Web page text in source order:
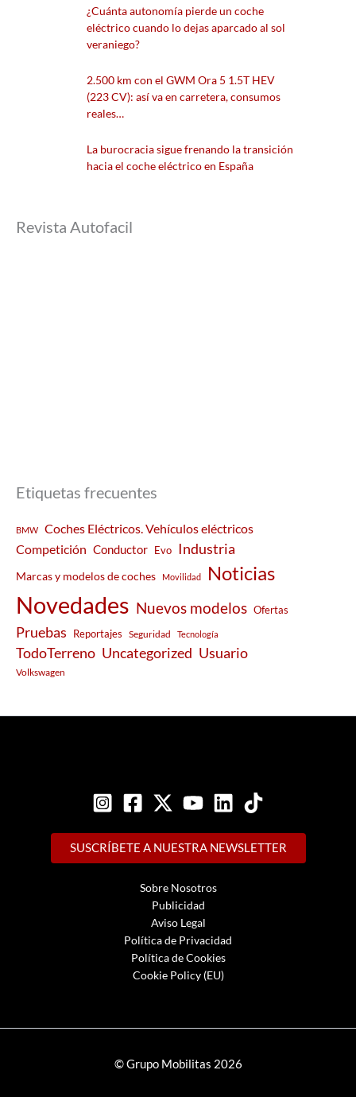
¿Cuánta autonomía pierde un coche
eléctrico cuando lo dejas aparcado al sol
veraniego?
2.500 km con el GWM Ora 5 1.5T HEV
(223 CV): así va en carretera, consumos
reales…
La burocracia sigue frenando la transición
hacia el coche eléctrico en España
Revista Autofacil
Etiquetas frecuentes
BMW
Coches Eléctricos. Vehículos eléctricos
Competición Conductor Evo Industria
Marcas y modelos de coches Movilidad Noticias
Novedades Nuevos modelos Ofertas
Pruebas Reportajes Seguridad Tecnología
TodoTerreno Uncategorized Usuario
Volkswagen
SUSCRÍBETE A NUESTRA NEWSLETTER
Sobre Nosotros
Publicidad
Aviso Legal
Política de Privacidad
Política de Cookies
Cookie Policy (EU)
© Grupo Mobilitas 2026